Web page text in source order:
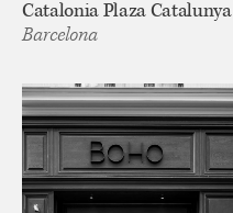
Catalonia Plaza Catalunya
Barcelona